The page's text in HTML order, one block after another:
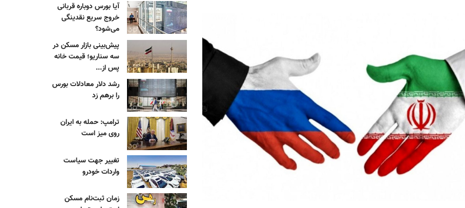
آیا بورس دوباره قربانی
خروج سریع نقدینگی
می‌شود؟
پیش‌بینی بازار مسکن در
سه سناریو؛ قیمت خانه
پس از...
رشد دلار معادلات بورس
را برهم زد
ترامپ: حمله به ایران
روی میز است
تغییر جهت سیاست
واردات خودرو
زمان ثبت‌نام مسکن